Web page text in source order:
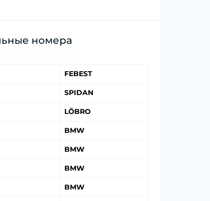
номера
FEBEST
SPIDAN
LÖBRO
BMW
BMW
BMW
BMW